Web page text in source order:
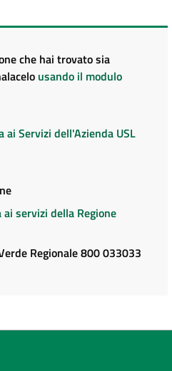
che hai trovato sia
usando il modulo
ai Servizi dell'Azienda USL
ai servizi della Regione
Regionale 800 033033